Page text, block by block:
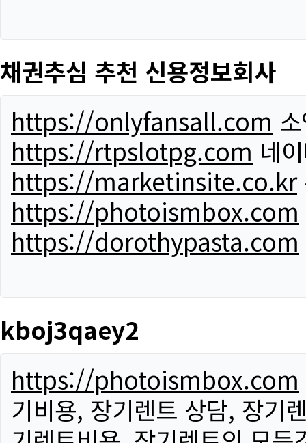
채권추심 추천 신용정보회사
https://onlyfansall.com
https://rtpslotpg.com 네
https://marketinsite.co.kr
https://photoismbox.com
https://dorothypasta.com
kboj3qaey2
https://photoismbox.com
기비용, 장기렌트 상담, 장기